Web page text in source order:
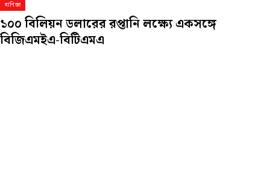
বাণিজ্য
১০০ বিলিয়ন ডলারের রপ্তানি লক্ষ্যে একসঙ্গে
বিজিএমইএ-বিটিএমএ